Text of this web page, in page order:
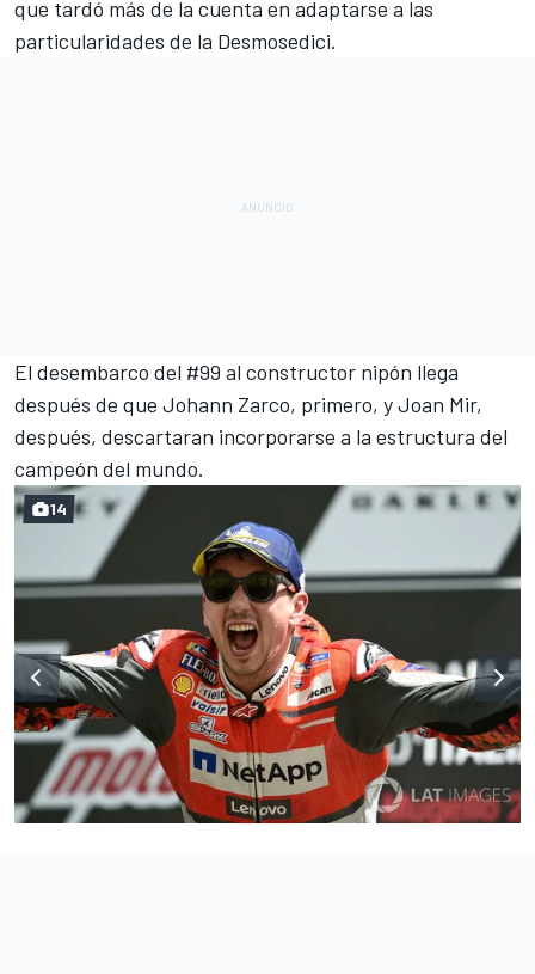
que tardó más de la cuenta en adaptarse a las
particularidades de la Desmosedici.
El desembarco del #99 al constructor nipón llega
después de que Johann Zarco, primero, y Joan Mir,
después, descartaran incorporarse a la estructura del
campeón del mundo.
14